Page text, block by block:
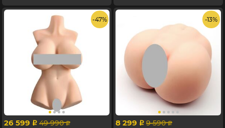
- 47%
26 599 p 49 990 p
- 13%
8 299 p 9 590 p